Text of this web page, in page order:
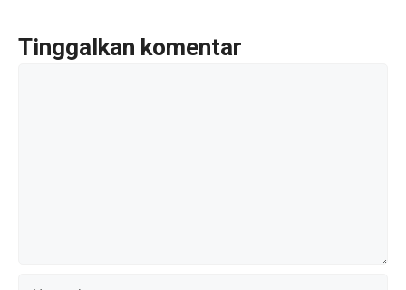
o
k
p
m
Tinggalkan komentar